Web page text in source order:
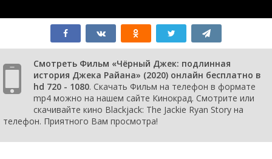
Смотреть Фильм «Чёрный Джек: подлинная
история Джека Райана» (2020) онлайн бесплатно в
hd 720 - 1080. Скачать Фильм на телефон в формате
mp4 можно на нашем сайте Кинокрад. Смотрите или
скачивайте кино Blackjack: The Jackie Ryan Story на
телефон. Приятного Вам просмотра!